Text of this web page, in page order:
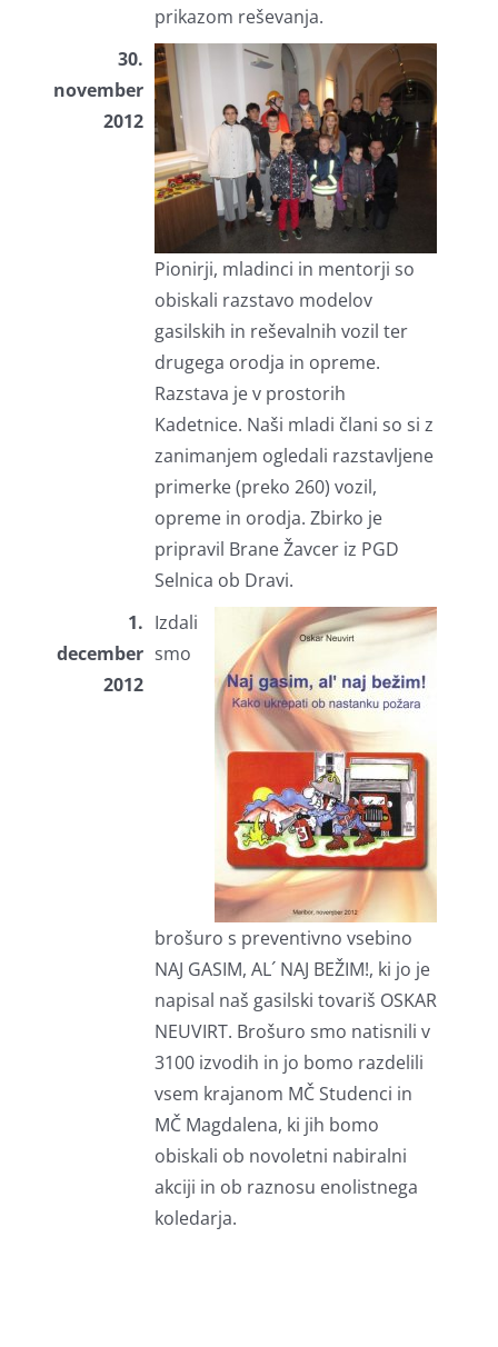
prikazom reševanja.
30.
november
2012
Pionirji, mladinci in mentorji so
obiskali razstavo modelov
gasilskih in reševalnih vozil ter
drugega orodja in opreme.
Razstava je v prostorih
Kadetnice. Naši mladi člani so si z
zanimanjem ogledali razstavljene
primerke (preko 260) vozil,
opreme in orodja. Zbirko je
pripravil Brane Žavcer iz PGD
Selnica ob Dravi.
1.
december
2012
Izdali
smo
brošuro s preventivno vsebino
NAJ GASIM, AL´ NAJ BEŽIM!, ki jo je
napisal naš gasilski tovariš OSKAR
NEUVIRT. Brošuro smo natisnili v
3100 izvodih in jo bomo razdelili
vsem krajanom MČ Studenci in
MČ Magdalena, ki jih bomo
obiskali ob novoletni nabiralni
akciji in ob raznosu enolistnega
koledarja.